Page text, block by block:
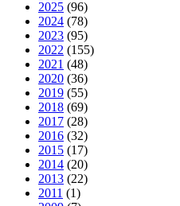
2025 (96)
2024 (78)
2023 (95)
2022 (155)
2021 (48)
2020 (36)
2019 (55)
2018 (69)
2017 (28)
2016 (32)
2015 (17)
2014 (20)
2013 (22)
2011 (1)